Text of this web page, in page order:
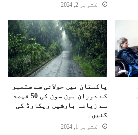
اکتوبر 2, 2024
پاکستان میں جولائی سے ستمبر
کے دوران مون سون کی 50 فیصد
سے زیادہ بارشیں ریکارڈ کی
گئیں۔
اکتوبر 1, 2024